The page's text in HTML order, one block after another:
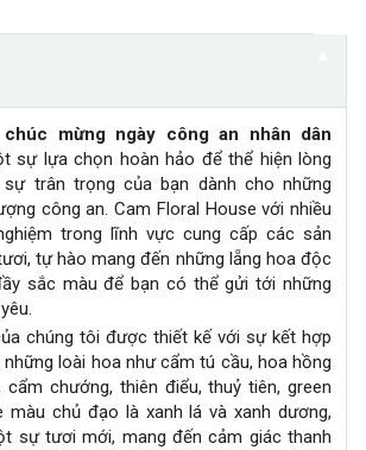
t
e
:
chúc mừng ngày công an nhân dân
sự lựa chọn hoàn hảo để thể hiện lòng
trân trọng của bạn dành cho những
công an. Cam Floral House với nhiều
trong lĩnh vực cung cấp các sản
tự hào mang đến những lẵng hoa độc
sắc màu để bạn có thể gửi tới những
chúng tôi được thiết kế với sự kết hợp
loài hoa như cẩm tú cầu, hoa hồng
cẩm chướng, thiên điểu, thuỷ tiên, green
màu chủ đạo là xanh lá và xanh dương,
sự tươi mới, mang đến cảm giác thanh